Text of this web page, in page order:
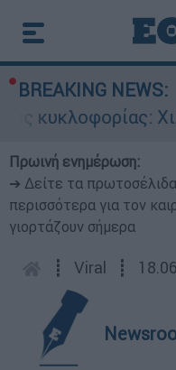
BREAKING NEWS:
κυκλοφορίας:
Πρωινή ενημέρωση:
➔ Δείτε τα
περισσότερα για τον
γιορτάζουν σήμερα
┋ Viral ┋